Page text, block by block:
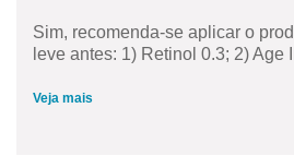
Sim, recomenda-se aplicar o
leve antes: 1) Retinol 0.3; 2) Age
Veja mais